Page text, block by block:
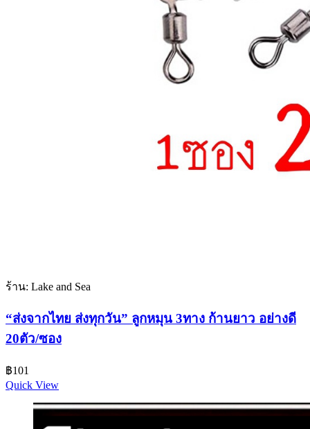
ร้าน: Lake and Sea
“ส่งจากไทย ส่งทุกวัน” ลูกหมุน 3ทาง ก้านยาว อย่างดี
20ตัว/ซอง
฿101
Quick View